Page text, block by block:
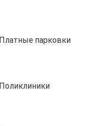
Платные парковки
Поликлиники